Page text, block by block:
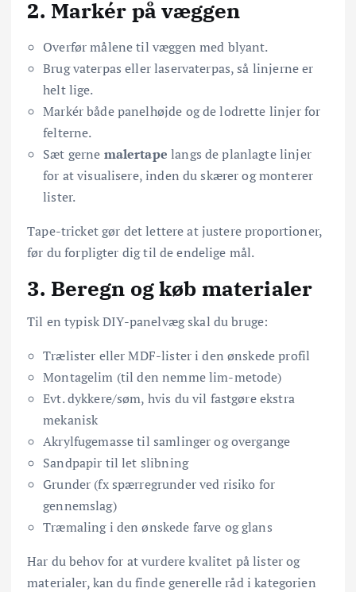
2. Markér på væggen
Overfør målene til væggen med blyant.
Brug vaterpas eller laservaterpas, så linjerne er
helt lige.
Markér både panelhøjde og de lodrette linjer for
felterne.
Sæt gerne malertape langs de planlagte linjer
for at visualisere, inden du skærer og monterer
lister.
Tape-tricket gør det lettere at justere proportioner,
før du forpligter dig til de endelige mål.
3. Beregn og køb materialer
Til en typisk DIY-panelvæg skal du bruge:
Trælister eller MDF-lister i den ønskede profil
Montagelim (til den nemme lim-metode)
Evt. dykkere/søm, hvis du vil fastgøre ekstra
mekanisk
Akrylfugemasse til samlinger og overgange
Sandpapir til let slibning
Grunder (fx spærregrunder ved risiko for
gennemslag)
Træmaling i den ønskede farve og glans
Har du behov for at vurdere kvalitet på lister og
materialer, kan du finde generelle råd i kategorien